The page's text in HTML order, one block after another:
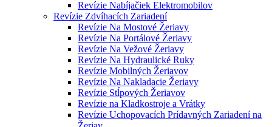
Revízie Nabíjačiek Elektromobilov
Revízie Zdvíhacích Zariadení
Revízie Na Mostové Žeriavy
Revízie Na Portálové Žeriavy
Revízie Na Vežové Žeriavy
Revízie Na Hydraulické Ruky
Revízie Mobilných Žeriavov
Revízie Na Nakladacie Žeriavy
Revízie Stĺpových Žeriavov
Revízie na Kladkostroje a Vrátky
Revízie Uchopovacích Prídavných Zariadení na